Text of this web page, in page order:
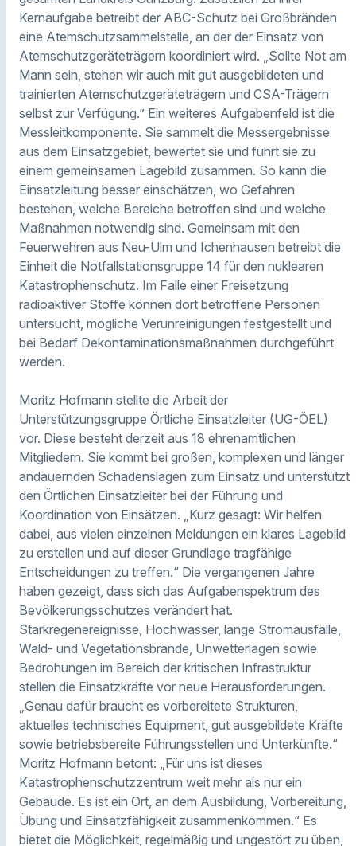
Kernaufgabe betreibt der ABC-Schutz bei Großbränden
eine Atemschutzsammelstelle, an der der Einsatz von
Atemschutzgeräteträgern koordiniert wird. „Sollte Not am
Mann sein, stehen wir auch mit gut ausgebildeten und
trainierten Atemschutzgeräteträgern und CSA-Trägern
selbst zur Verfügung.” Ein weiteres Aufgabenfeld ist die
Messleitkomponente. Sie sammelt die Messergebnisse
aus dem Einsatzgebiet, bewertet sie und führt sie zu
einem gemeinsamen Lagebild zusammen. So kann die
Einsatzleitung besser einschätzen, wo Gefahren
bestehen, welche Bereiche betroffen sind und welche
Maßnahmen notwendig sind. Gemeinsam mit den
Feuerwehren aus Neu-Ulm und Ichenhausen betreibt die
Einheit die Notfallstationsgruppe 14 für den nuklearen
Katastrophenschutz. Im Falle einer Freisetzung
radioaktiver Stoffe können dort betroffene Personen
untersucht, mögliche Verunreinigungen festgestellt und
bei Bedarf Dekontaminationsmaßnahmen durchgeführt
werden.
Moritz Hofmann stellte die Arbeit der
Unterstützungsgruppe Örtliche Einsatzleiter (UG-ÖEL)
vor. Diese besteht derzeit aus 18 ehrenamtlichen
Mitgliedern. Sie kommt bei großen, komplexen und länger
andauernden Schadenslagen zum Einsatz und unterstützt
den Örtlichen Einsatzleiter bei der Führung und
Koordination von Einsätzen. „Kurz gesagt: Wir helfen
dabei, aus vielen einzelnen Meldungen ein klares Lagebild
zu erstellen und auf dieser Grundlage tragfähige
Entscheidungen zu treffen.“ Die vergangenen Jahre
haben gezeigt, dass sich das Aufgabenspektrum des
Bevölkerungsschutzes verändert hat.
Starkregenereignisse, Hochwasser, lange Stromausfälle,
Wald- und Vegetationsbrände, Unwetterlagen sowie
Bedrohungen im Bereich der kritischen Infrastruktur
stellen die Einsatzkräfte vor neue Herausforderungen.
„Genau dafür braucht es vorbereitete Strukturen,
aktuelles technisches Equipment, gut ausgebildete Kräfte
sowie betriebsbereite Führungsstellen und Unterkünfte.“
Moritz Hofmann betont: „Für uns ist dieses
Katastrophenschutzzentrum weit mehr als nur ein
Gebäude. Es ist ein Ort, an dem Ausbildung, Vorbereitung,
Übung und Einsatzfähigkeit zusammenkommen.“ Es
bietet die Möglichkeit, regelmäßig und ungestört zu üben,